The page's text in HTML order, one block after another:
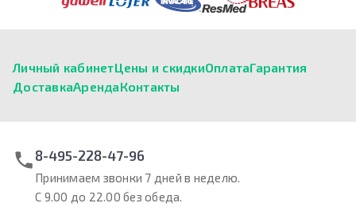
Личный кабинетЦены и скидкиОплатаГарантия
ДоставкаАрендаКонтакты
8-495-228-47-96
Принимаем звонки 7 дней в неделю.
С 9.00 до 22.00 без обеда.